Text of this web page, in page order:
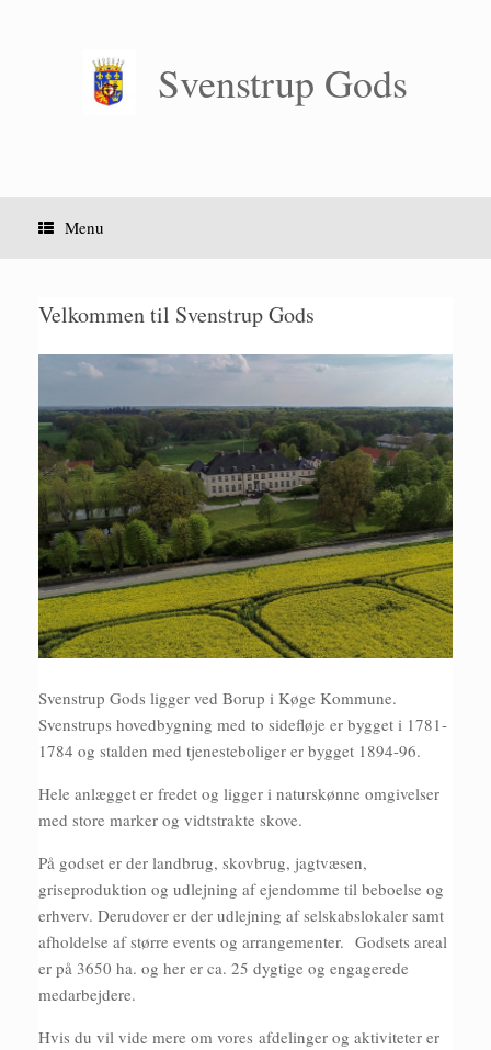
Svenstrup Gods
Menu
Velkommen til Svenstrup Gods
Svenstrup Gods ligger ved Borup i Køge Kommune.
Svenstrups hovedbygning med to sidefløje er bygget i 1781-
1784 og stalden med tjenesteboliger er bygget 1894-96.
Hele anlægget er fredet og ligger i naturskønne omgivelser
med store marker og vidtstrakte skove.
På godset er der landbrug, skovbrug, jagtvæsen,
griseproduktion og udlejning af ejendomme til beboelse og
erhverv. Derudover er der udlejning af selskabslokaler samt
afholdelse af større events og arrangementer. Godsets areal
er på 3650 ha. og her er ca. 25 dygtige og engagerede
medarbejdere.
Hvis du vil vide mere om vores afdelinger og aktiviteter er